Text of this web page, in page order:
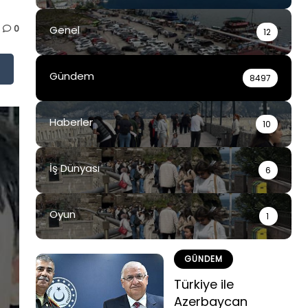
0 Genel 12
Gündem 8497
Haberler 10
İş Dünyası 6
Oyun 1
GÜNDEM
Türkiye ile
Azerbaycan